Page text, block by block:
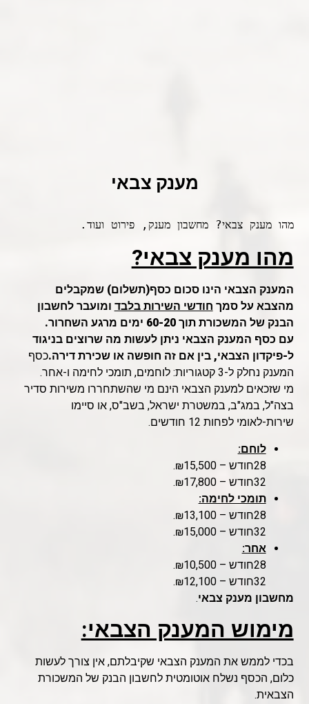
מענק צבאי
מהו מענק צבאי? מחשבון מענק, פירוט ועוד.
מהו מענק צבאי?
המענק הצבאי הינו סכום כסף(תשלום) שמקבלים
מהצבא על סמך חודשי השירות בלבד ומועבר לחשבון
הבנק של המשכורת תוך 60-20 ימים מרגע השחרור.
עם כסף המענק הצבאי ניתן לעשות מה שרוצים בניגוד
ל-פיקדון הצבאי, בין אם זה חופשה או שכירת דירה.כסף
המענק נחלק ל-3 קטגוריות: לוחמים, תומכי לחימה ו-אחר.
מי שזכאים למענק הצבאי הינם מי שהשתחררו משירות סדיר
בצה"ל, במג"ב, במשטרת ישראל, בשב"ס, או סיימו
שירות-לאומי לפחות 12 חודשים.
לוחם:
28חודש – ₪15,500.
32חודש – ₪17,800.
תומכי לחימה:
28חודש – ₪13,100.
32חודש – ₪15,000.
אחר:
28חודש – ₪10,500.
32חודש – ₪12,100.
מחשבון מענק צבאי.
מימוש המענק הצבאי:
בכדי לממש את המענק הצבאי שקיבלתם, אין צורך לעשות
כלום, הכסף נשלח אוטומטית לחשבון הבנק של המשכורת
הצבאית.